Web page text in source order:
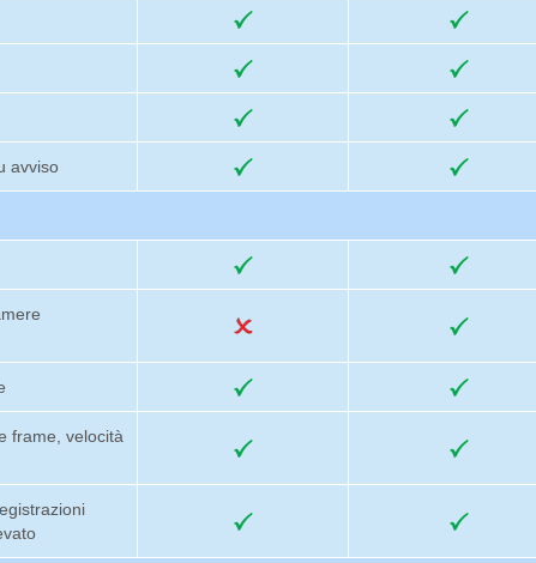
avviso
frame, velocità